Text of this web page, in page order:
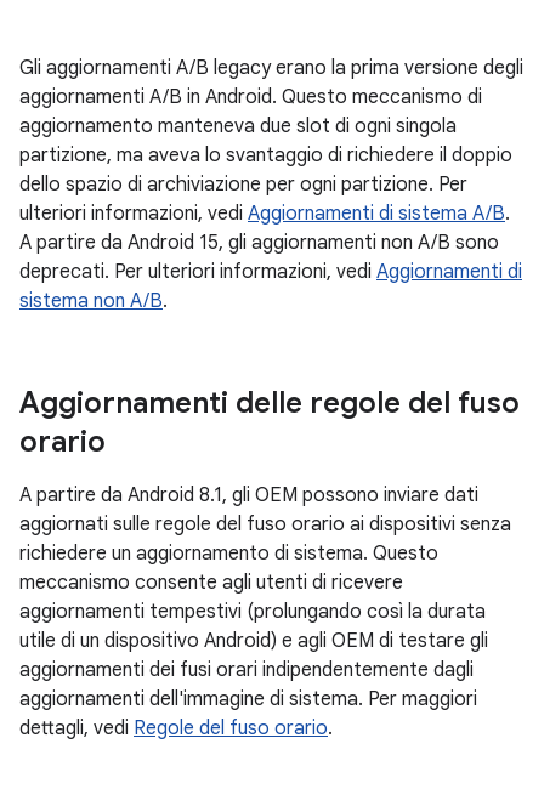
Gli aggiornamenti A/B legacy erano la prima versione degli
aggiornamenti A/B in Android. Questo meccanismo di
aggiornamento manteneva due slot di ogni singola
partizione, ma aveva lo svantaggio di richiedere il doppio
dello spazio di archiviazione per ogni partizione. Per
ulteriori informazioni, vedi Aggiornamenti di sistema A/B.
A partire da Android 15, gli aggiornamenti non A/B sono
deprecati. Per ulteriori informazioni, vedi Aggiornamenti di
sistema non A/B.
Aggiornamenti delle regole del fuso
orario
A partire da Android 8.1, gli OEM possono inviare dati
aggiornati sulle regole del fuso orario ai dispositivi senza
richiedere un aggiornamento di sistema. Questo
meccanismo consente agli utenti di ricevere
aggiornamenti tempestivi (prolungando così la durata
utile di un dispositivo Android) e agli OEM di testare gli
aggiornamenti dei fusi orari indipendentemente dagli
aggiornamenti dell'immagine di sistema. Per maggiori
dettagli, vedi Regole del fuso orario.